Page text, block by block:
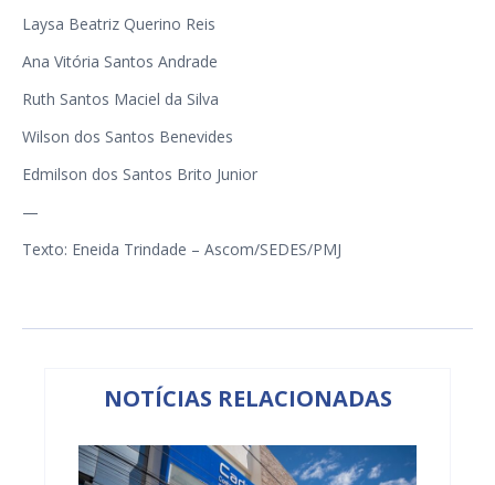
Laysa Beatriz Querino Reis
Ana Vitória Santos Andrade
Ruth Santos Maciel da Silva
Wilson dos Santos Benevides
Edmilson dos Santos Brito Junior
—
Texto: Eneida Trindade – Ascom/SEDES/PMJ
NOTÍCIAS RELACIONADAS